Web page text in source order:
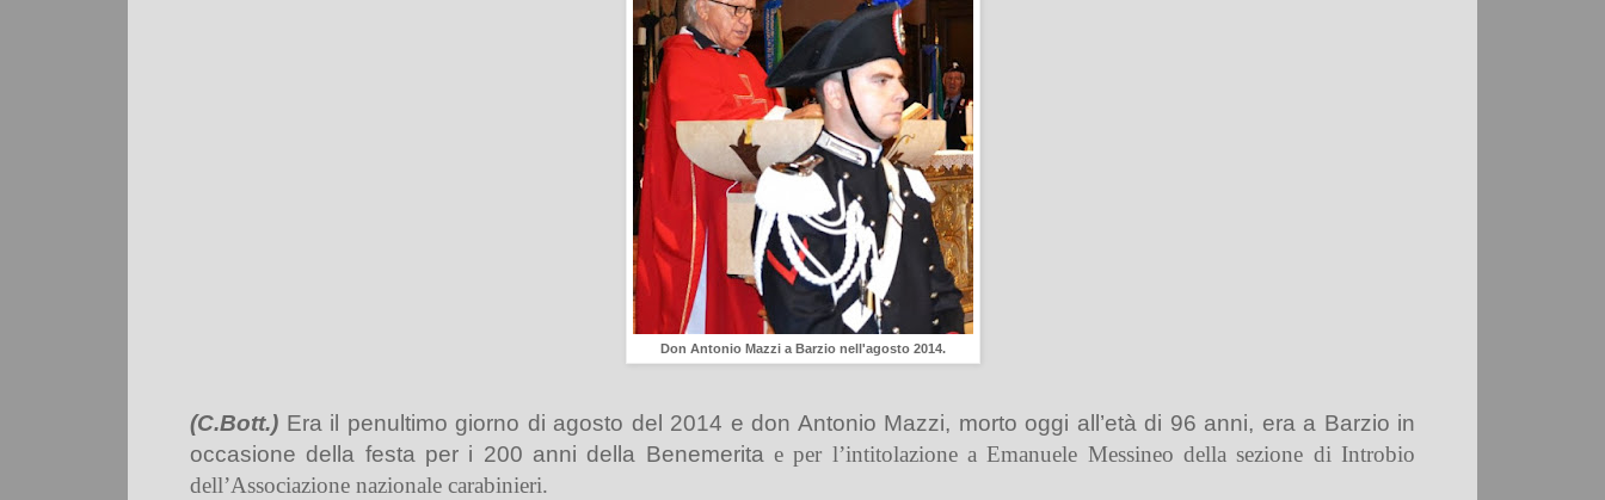
Don Antonio Mazzi a Barzio nell'agosto 2014.
(C.Bott.) Era il penultimo giorno di agosto del 2014 e don Antonio Mazzi, morto oggi all’età di 96 anni, era a Barzio in
occasione della festa per i 200 anni della Benemerita e per l’intitolazione aEmanuele Messineo della sezione di Introbio
dell’Associazione nazionale carabinieri.